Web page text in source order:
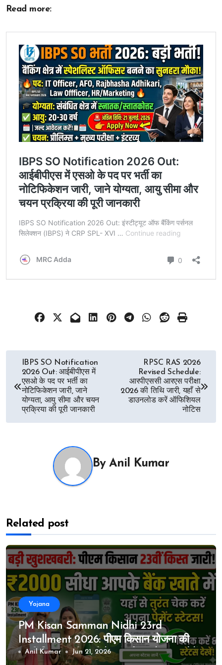
Read more:
Post
navigation
IBPS SO Notification
2026 Out: आईबीपीएस में
एसओ के पद पर भर्ती का
नोटिफिकेशन जारी, जाने
योग्यता, आयु सीमा और चयन
प्रक्रिया की पूरी जानकारी
RPSC RAS 2026
Revised Schedule:
आरपीएससी आरएस परीक्षा
2026 की तिथि जारी, यहाँ से
डाउनलोड करें ऑफिशियल
नोटिस
ByAnil Kumar
Related post
Yojana
PM Kisan Samman Nidhi 23rd
Installment 2026: पीएम किसान योजना की
23वीं किस्त जारी, यहाँ से तुरंत चेक करें अपना पेमेंट
Anil Kumar Jun 21, 2026